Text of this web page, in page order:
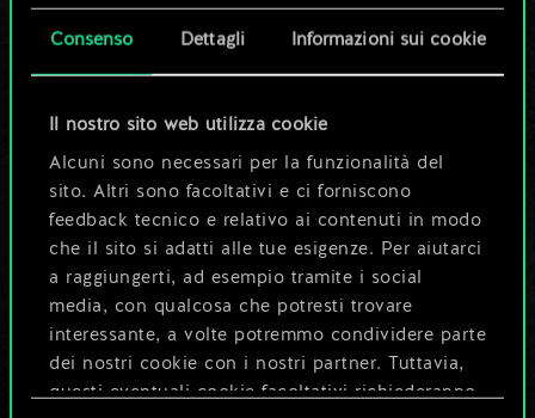
Consenso Dettagli Informazioni sui cookie
Il nostro sito web utilizza cookie
Alcuni sono necessari per la funzionalità del
sito. Altri sono facoltativi e ci forniscono
feedback tecnico e relativo ai contenuti in modo
che il sito si adatti alle tue esigenze. Per aiutarci
a raggiungerti, ad esempio tramite i social
media, con qualcosa che potresti trovare
interessante, a volte potremmo condividere parte
dei nostri cookie con i nostri partner. Tuttavia,
questi eventuali cookie facoltativi richiederanno
Per ora, è solo un
set di carte
condiviso.
Ma può diventare
molto altro!
Dai un nome al mazzo e crea una
guida